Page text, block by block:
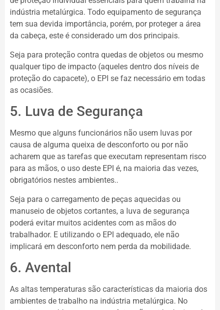
indústria metalúrgica. Todo equipamento de segurança
tem sua devida importância, porém, por proteger a área
da cabeça, este é considerado um dos principais.
Seja para proteção contra quedas de objetos ou mesmo
qualquer tipo de impacto (aqueles dentro dos níveis de
proteção do capacete), o EPI se faz necessário em todas
as ocasiões.
5. Luva de Segurança
Mesmo que alguns funcionários não usem luvas por
causa de alguma queixa de desconforto ou por não
acharem que as tarefas que executam representam risco
para as mãos, o uso deste EPI é, na maioria das vezes,
obrigatórios nestes ambientes..
Seja para o carregamento de peças aquecidas ou
manuseio de objetos cortantes, a luva de segurança
poderá evitar muitos acidentes com as mãos do
trabalhador. E utilizando o EPI adequado, ele não
implicará em desconforto nem perda da mobilidade.
6. Avental
As altas temperaturas são características da maioria dos
ambientes de trabalho na indústria metalúrgica. No